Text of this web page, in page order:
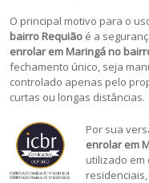
O principal motivo para o
bairro Requião é a
enrolar em Maringá no
fechamento único, seja
controlado apenas pelo
curtas ou longas distâncias.
Por sua
enrolar em
utilizado em